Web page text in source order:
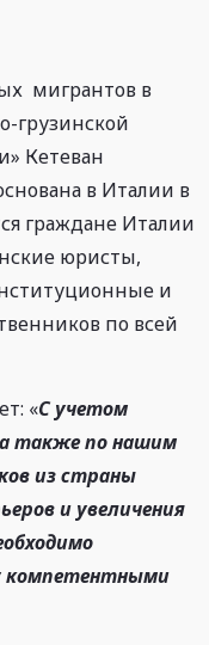
мигрантов в
грузинской
Кетеван
в Италии в
граждане Италии
юристы,
и
по всей
«С учетом
а также по нашим
из страны
и увеличения
компетентными